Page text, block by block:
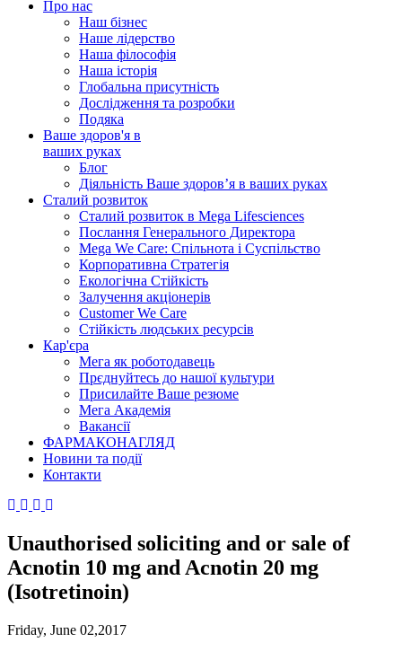
Про нас
Наш бізнес
Наше лідерство
Наша філософія
Наша історія
Глобальна присутність
Дослідження та розробки
Подяка
Ваше здоров'я в
ваших руках
Блог
Діяльність Ваше здоров’я в ваших руках
Сталий розвиток
Сталий розвиток в Mega Lifesciences
Послання Генерального Директора
Mega We Care: Спільнота і Суспільство
Корпоративна Стратегія
Екологічна Стійкість
Залучення акціонерів
Customer We Care
Стійкість людських ресурсів
Кар'єра
Мега як роботодавець
Прєднуйтесь до нашої культури
Присилайте Ваше резюме
Мега Академія
Вакансії
ФАРМАКОНАГЛЯД
Новини та події
Контакти
Unauthorised soliciting and or sale of
Acnotin 10 mg and Acnotin 20 mg
(Isotretinoin)
Friday, June 02,2017